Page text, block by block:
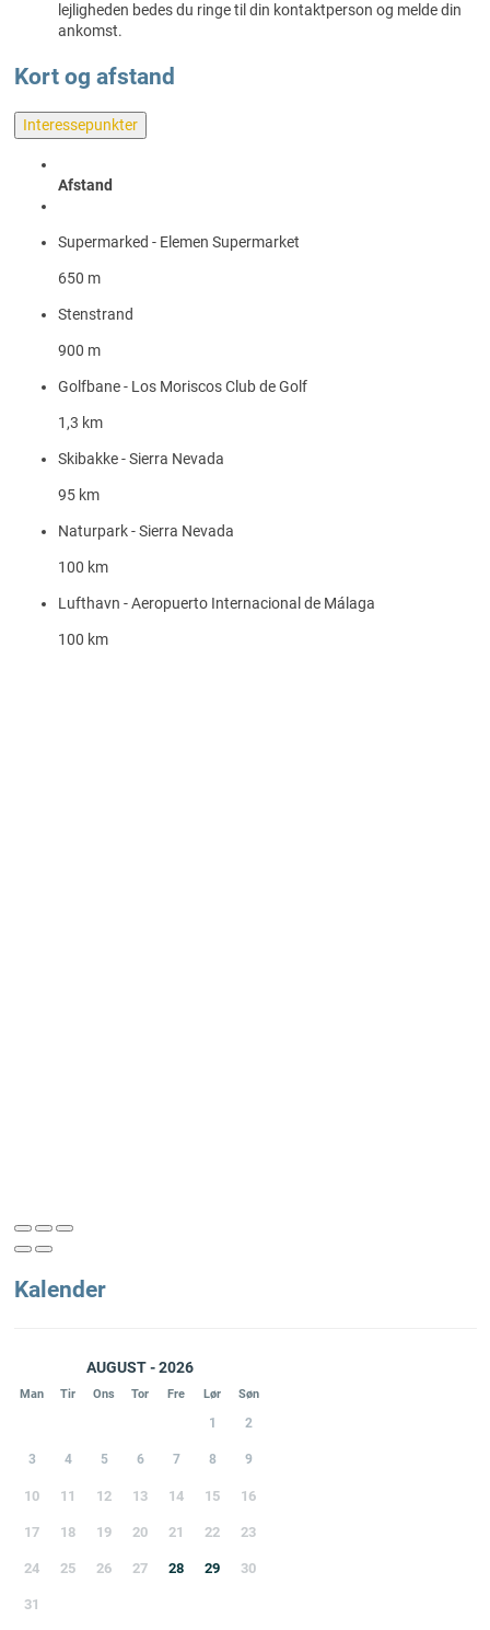
lejligheden bedes du ringe til din kontaktperson og melde din
ankomst.
Kort og afstand
Interessepunkter
Afstand
Supermarked - Elemen Supermarket
650 m
Stenstrand
900 m
Golfbane - Los Moriscos Club de Golf
1,3 km
Skibakke - Sierra Nevada
95 km
Naturpark - Sierra Nevada
100 km
Lufthavn - Aeropuerto Internacional de Málaga
100 km
Kalender
AUGUST - 2026
Man Tir Ons Tor Fre Lør Søn
1 2
3 4 5 6 7 8 9
10 11 12 13 14 15 16
17 18 19 20 21 22 23
24 25 26 27 28 29 30
31